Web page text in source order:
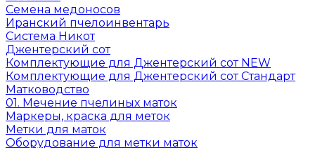
Семена медоносов
Иранский пчелоинвентарь
Система Никот
Джентерский сот
Комплектующие для Джентерский сот NEW
Комплектующие для Джентерский сот Стандарт
Матководство
01. Мечение пчелиных маток
Маркеры, краска для меток
Метки для маток
Оборудование для метки маток